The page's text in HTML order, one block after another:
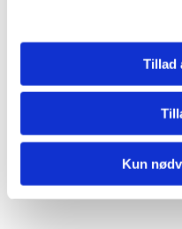
Tillad
Kun